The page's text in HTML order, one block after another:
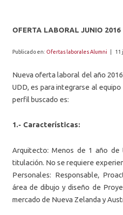
OFERTA LABORAL JUNIO 2016
Publicado en: Ofertas laborales Alumni 11
Nueva oferta laboral del año
UDD, es para integrarse al
perfil buscado es:
1.- Características:
Arquitecto: Menos de 1 año
titulación. No se requiere
Personales: Responsable,
área de dibujo y diseño de
mercado de Nueva Zelanda y